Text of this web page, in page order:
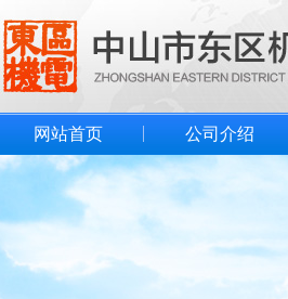
网站首页 公司介绍